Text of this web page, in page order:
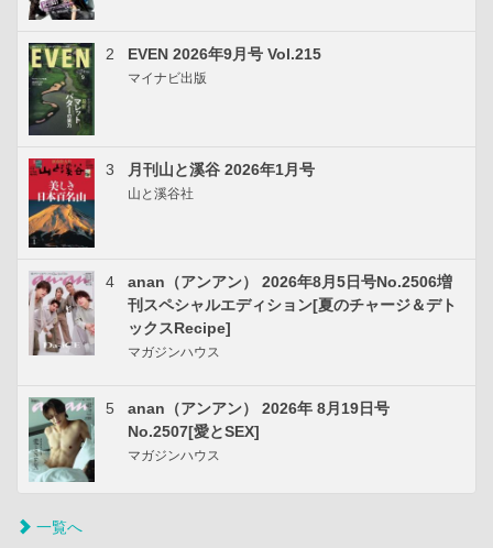
2 EVEN 2026年9月号 Vol.215
マイナビ出版
3 月刊山と溪谷 2026年1月号
山と溪谷社
4
anan（アンアン） 2026年8月5日号No.2506増
刊スペシャルエディション[夏のチャージ＆デト
ックスRecipe]
マガジンハウス
5
anan（アンアン） 2026年 8月19日号
No.2507[愛とSEX]
マガジンハウス
一覧へ